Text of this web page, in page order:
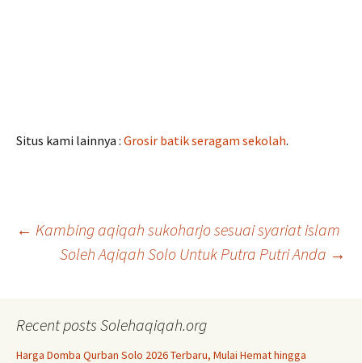
Situs kami lainnya : Grosir batik seragam sekolah.
Post
← Kambing aqiqah sukoharjo sesuai syariat islam
Soleh Aqiqah Solo Untuk Putra Putri Anda →
Recent posts Solehaqiqah.org
Harga Domba Qurban Solo 2026 Terbaru, Mulai Hemat hingga